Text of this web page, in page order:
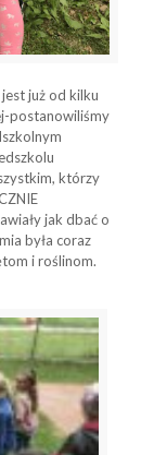
już od kilku
postanowiliśmy
którzy
jak dbać o
była coraz
i roślinom.